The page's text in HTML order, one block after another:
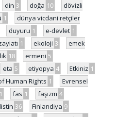
din 3 doğa 10
dövizli
1
dünya vicdani retçiler
duyuru 1 e-devlet 1
1 ekoloji 3
emek
18 ermeni 5
eta 5 etiyopya 4 Etkiniz 1
Human Rights 1
Evrensel
1 fas 1 faşizm 4
36 Finlandiya 9